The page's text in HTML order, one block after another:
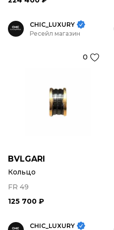
CHIC_LUXURY
Ресейл магазин
0
BVLGARI
Кольцо
FR 49
125 700 ₽
CHIC_LUXURY